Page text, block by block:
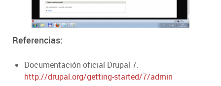
Referencias:
Documentación oficial Drupal 7:
http://drupal.org/getting-started/7/admin